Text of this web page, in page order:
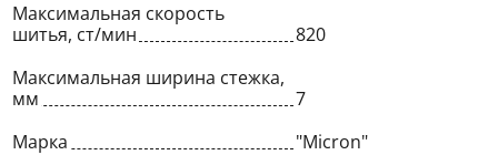
Максимальная скорость
шитья, ст/мин
820
Максимальная ширина стежка,
мм
7
Марка
"Micron"